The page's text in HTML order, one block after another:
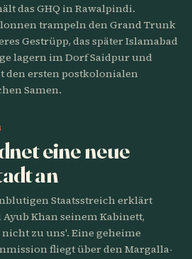
das GHQ in Rawalpindi.
trampeln den Grand Trunk
Gestrüpp, das später Islamabad
lagern im Dorf Saidpur und
den ersten postkolonialen
Samen.
eine neue
an
Staatsstreich erklärt
Khan seinem Kabinett,
nicht zu uns'. Eine geheime
fliegt über den Margalla-